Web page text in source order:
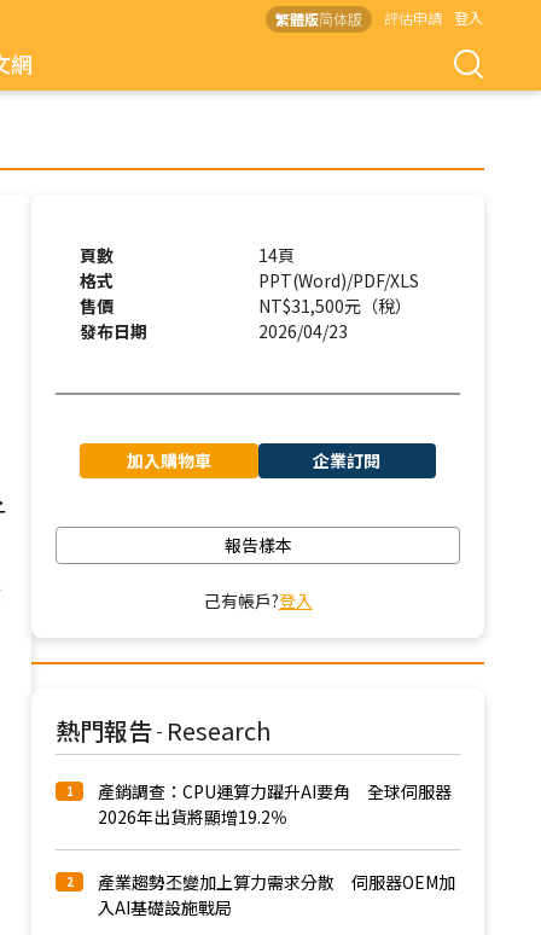
繁體版简体版 評估申請 登入
網
頁數
14頁
格式
PPT(Word)/PDF/XLS
售價
NT$31,500元（稅）
發布日期
2026/04/23
加入購物車 企業訂閱
報告樣本
己有帳戶?登入
熱門報告 - Research
1
產銷調查：CPU運算力躍升AI要角 全球伺服器
2026年出貨將顯增19.2％
2
產業趨勢丕變加上算力需求分散 伺服器OEM加
入AI基礎設施戰局